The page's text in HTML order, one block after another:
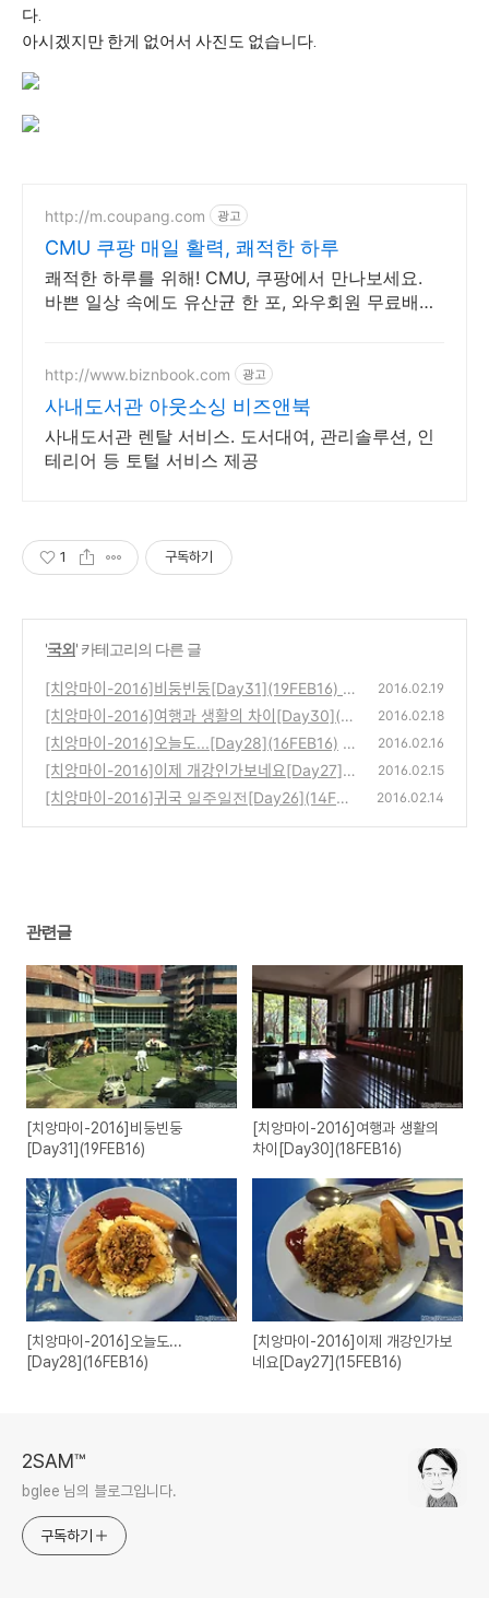
다.
아시겠지만 한게 없어서 사진도 없습니다.
http://m.coupang.com 광고
CMU 쿠팡 매일 활력, 쾌적한 하루
쾌적한 하루를 위해! CMU, 쿠팡에서 만나보세요.
바쁜 일상 속에도 유산균 한 포, 와우회원 무료배송
http://www.biznbook.com 광고
사내도서관 아웃소싱 비즈앤북
사내도서관 렌탈 서비스. 도서대여, 관리솔루션, 인
테리어 등 토털 서비스 제공
1 구독하기
'국외' 카테고리의 다른 글
[치앙마이-2016]비둥빈둥[Day31](19FEB16)
(0)
2016.02.19
[치앙마이-2016]여행과 생활의 차이[Day30](1
8FEB16)
(0)
2016.02.18
[치앙마이-2016]오늘도...[Day28](16FEB16)
(0)
2016.02.16
[치앙마이-2016]이제 개강인가보네요[Day27](1
5FEB16)
(0)
2016.02.15
[치앙마이-2016]귀국 일주일전[Day26](14FEB
2016.02.14
관련글
[치앙마이-2016]비둥빈둥
[Day31](19FEB16)
[치앙마이-2016]여행과 생활의
차이[Day30](18FEB16)
[치앙마이-2016]오늘도...
[Day28](16FEB16)
[치앙마이-2016]이제 개강인가보
네요[Day27](15FEB16)
2SAM™
bglee 님의 블로그입니다.
구독하기